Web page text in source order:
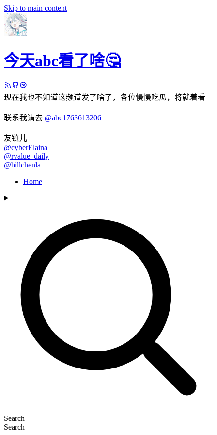
Skip to main content
今天abc看了啥🤔
现在我也不知道这频道发了啥了，各位慢慢吃瓜，将就着看
联系我请去 @abc1763613206
友链儿
@cyberElaina
@rvalue_daily
@billchenla
Home
Search
Search